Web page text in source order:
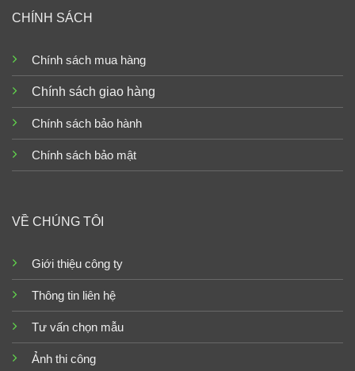
CHÍNH SÁCH
Chính sách mua hàng
Chính sách giao hàng
Chính sách bảo hành
Chính sách bảo mật
VỀ CHÚNG TÔI
Giới thiệu công ty
Thông tin liên hệ
Tư vấn chọn mẫu
Ảnh thi công